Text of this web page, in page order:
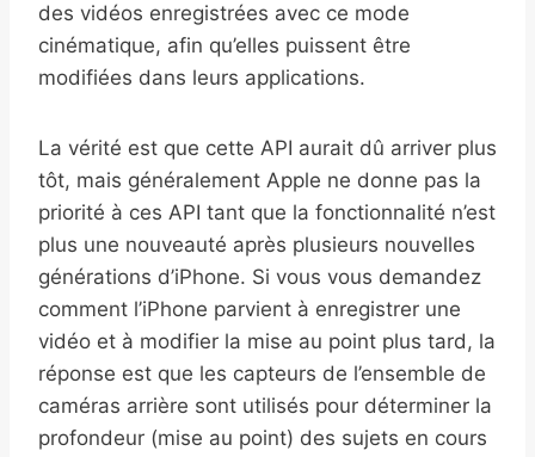
des vidéos enregistrées avec ce mode
cinématique, afin qu’elles puissent être
modifiées dans leurs applications.
La vérité est que cette API aurait dû arriver plus
tôt, mais généralement Apple ne donne pas la
priorité à ces API tant que la fonctionnalité n’est
plus une nouveauté après plusieurs nouvelles
générations d’iPhone. Si vous vous demandez
comment l’iPhone parvient à enregistrer une
vidéo et à modifier la mise au point plus tard, la
réponse est que les capteurs de l’ensemble de
caméras arrière sont utilisés pour déterminer la
profondeur (mise au point) des sujets en cours